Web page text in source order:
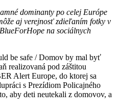
dominanty po celej Európe
aj verejnosť zdieľaním fotky v
na sociálnych
be safe / Domov by mal byť
realizovaná pod záštitou
Alert Europe, do ktorej sa
s Prezídiom Policajného
aby deti neutekali z domovov, a